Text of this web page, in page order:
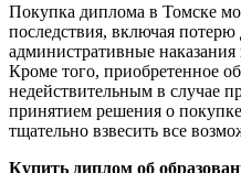
Покупка диплома в Томске
последствия, включая потерю
административные
Кроме того, приобретенное
недействительным в случае
принятием решения о
тщательно взвесить все
Купить диплом об